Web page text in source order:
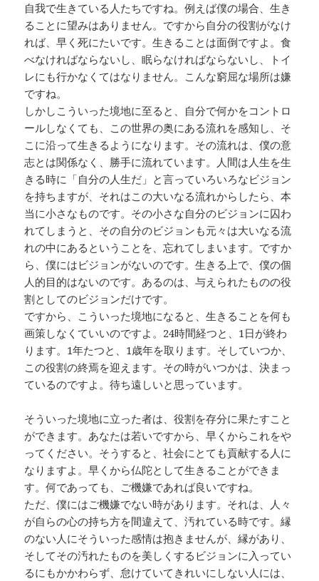
自我で生きている人たちですね。例えば僕の場合、生き
ることに望みはありません。ですから自分の役割がなけ
れば、早く死にたいです。生きることは面倒ですよ。食
べなければならないし、眠らなければならないし、トイ
レにも行かなくてはなりません。こんな窮屈な場所は嫌
ですね。
しかしこういった境地に至ると、自分で何かをコントロ
ールしなくても、この世界の奥にある流れを感知し、そ
こに沿って生きるようになります。その流れは、僕の意
志とは関係なく、勝手に流れています。人間は人生を生
きる時に「自分の人生だ」と言っていろいろなビジョン
を持ちますが、それはこの大いなる流れからしたら、本
当に小さなものです。その小さな自分のビジョンに囚わ
れてしまうと、その自分のビジョンも元々は大いなる流
れの中にあるということを、忘れてしまいます。ですか
ら、僕にはビジョンがないのです。生きる上で、僕の個
人的目的はないのです。あるのは、与えられたものの役
割としてのビジョンだけです。
ですから、こういった境地になると、生きることを何も
画策しなくていいのですよ。24時間経つと、1日が終わ
ります。1年たつと、1歳年を取ります。そしていつか、
この役割の終焉を迎えます。その時がいつかは、決まっ
ているのですよ。待ち遠しいと思っています。
そういった境地に立った者は、役割を存分に果たすこと
ができます。あなたは若いですから、早くからこれをや
ってください。そうすると、社会にとても貢献する人に
なりますよ。早くから仏陀として生きることができま
す。何であっても、ご機嫌であれば良いですね。
ただ、僕にはご機嫌でない時があります。それは、人々
が自らの心の持ち方を間違えて、汚れている時です。縁
のない人にそういった感情は抱きませんが、縁があり、
そしてその汚れたものを美しくするビジョンに入ってい
るにもかかわらず、怠けていてきれいにしない人には、